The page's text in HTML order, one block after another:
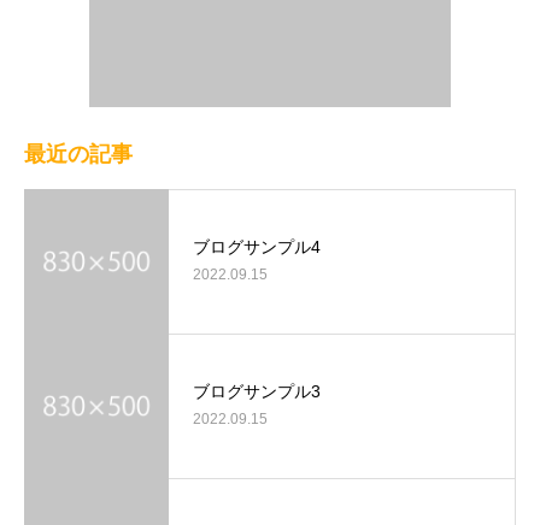
最近の記事
ブログサンプル4
2022.09.15
ブログサンプル3
2022.09.15